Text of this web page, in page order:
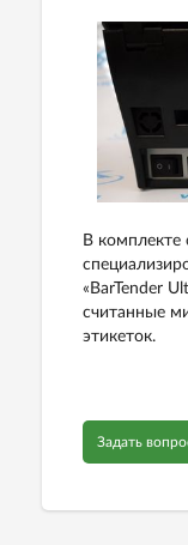
В комплекте
«BarTender
считанные
этикеток.
Задать